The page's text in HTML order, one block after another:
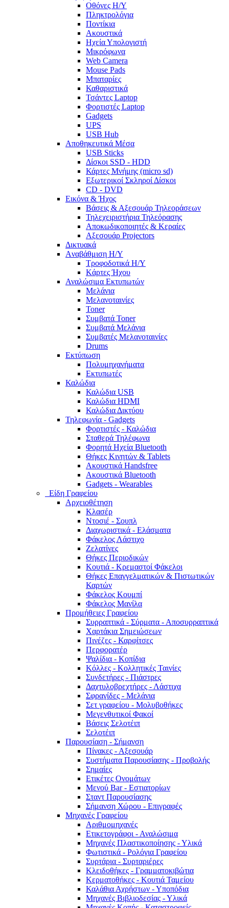
Οθόνες Η/Υ
Πληκτρολόγια
Ποντίκια
Ακουστικά
Ηχεία Υπολογιστή
Μικρόφωνα
Web Camera
Mouse Pads
Μπαταρίες
Καθαριστικά
Τσάντες Laptop
Φορτιστές Laptop
Gadgets
UPS
USB Hub
Αποθηκευτικά Μέσα
USB Sticks
Δίσκοι SSD - HDD
Κάρτες Μνήμης (micro sd)
Εξωτερικοί Σκληροί Δίσκοι
CD - DVD
Εικόνα & Ήχος
Βάσεις & Αξεσουάρ Τηλεοράσεων
Τηλεχειριστήρια Τηλεόρασης
Αποκωδικοποιητές & Κεραίες
Αξεσουάρ Projectors
Δικτυακά
Aναβάθμιση Η/Υ
Τροφοδοτικά Η/Υ
Kάρτες Ήχου
Αναλώσιμα Εκτυπωτών
Μελάνια
Μελανοταινίες
Toner
Συμβατά Toner
Συμβατά Μελάνια
Συμβατές Μελανοταινίες
Drums
Εκτύπωση
Πολυμηχανήματα
Εκτυπωτές
Καλώδια
Καλώδια USB
Καλώδια HDMI
Καλώδια Δικτύου
Τηλεφωνία - Gadgets
Φορτιστές - Καλώδια
Σταθερά Τηλέφωνα
Φορητά Ηχεία Bluetooth
Θήκες Κινητών & Tablets
Ακουστικά Handsfree
Ακουστικά Bluetooth
Gadgets - Wearables
Είδη Γραφείου
Αρχειοθέτηση
Κλασέρ
Ντοσιέ - Σουπλ
Διαχωριστικά - Ελάσματα
Φάκελος Λάστιχο
Ζελατίνες
Θήκες Περιοδικών
Κουτιά - Κρεμαστοί Φάκελοι
Θήκες Επαγγελματικών & Πιστωτικών
Καρτών
Φάκελος Κουμπί
Φάκελος Μανίλα
Προμήθειες Γραφείου
Συρραπτικά - Σύρματα - Αποσυρραπτικά
Χαρτάκια Σημειώσεων
Πινέζες - Καρφίτσες
Περφορατέρ
Ψαλίδια - Κοπίδια
Κόλλες - Κολλητικές Ταινίες
Συνδετήρες - Πιάστρες
Δαχτυλοβρεχτήρες - Λάστιχα
Σφραγίδες - Μελάνια
Σετ γραφείου - Μολυβοθήκες
Μεγενθυτικοί Φακοί
Βάσεις Σελοτέιπ
Σελοτέιπ
Παρουσίαση - Σήμανση
Πίνακες - Αξεσουάρ
Συστήματα Παρουσίασης - Προβολής
Σημαίες
Ετικέτες Ονομάτων
Μενού Bar - Εστιατορίων
Σταντ Παρουσίασης
Σήμανση Χώρου - Επιγραφές
Μηχανές Γραφείου
Αριθμομηχανές
Ετικετογράφοι - Αναλώσιμα
Μηχανές Πλαστικοποίησης - Υλικά
Φωτιστικά - Ρολόγια Γραφείου
Συρτάρια - Συρταριέρες
Κλειδοθήκες - Γραμματοκιβώτια
Κερματοθήκες - Κουτιά Ταμείου
Καλάθια Αχρήστων - Υποπόδια
Μηχανές Βιβλιοδεσίας - Υλικά